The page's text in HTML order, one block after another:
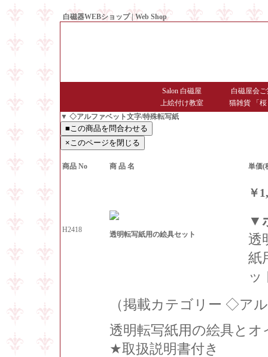
白磁器WEBショップ | Web Shop
Salon 白磁屋
白磁屋会
上絵付け教室
猫雑貨 「
▼ ◇アルファベット文字/特殊転写紙
商品 No 商 品 名 単価(
H2418
透明転写紙用の絵具セット
￥
▼
透
紙
ッ
（掲載カテゴリー ◇ア
透明転写紙用の絵具と
★取扱説明書付き